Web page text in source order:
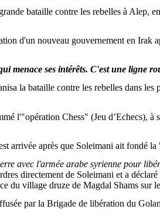
bataille contre les rebelles à Alep,
d'un nouveau gouvernement en Irak
menace ses intérêts. C'est une ligne
la bataille contre les rebelles dans les
l'"opération Chess" (Jeu d’Echecs), à
arrivée après que Soleimani ait fondé la
avec l'armée arabe syrienne pour
directement de Soleimani et a
du village druze de Magdal Shams sur
par la Brigade de libération du